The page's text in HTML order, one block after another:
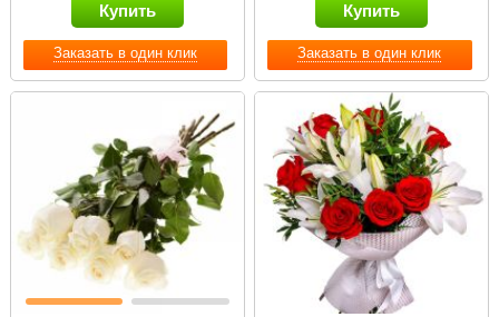
Заказать в один клик
Купить
Заказать в один клик
Купить